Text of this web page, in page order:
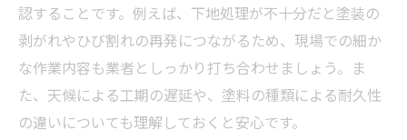
高圧洗浄から始まる外壁塗装の重要な手順
外壁塗装の高圧洗浄が果たす役割とは
下地調整から始まる外壁塗装の基本手順
高圧洗浄で仕上がりが変わる外壁塗装
認することです。例えば、下地処理が不十分だと塗装の
剥がれやひび割れの再発につながるため、現場での細か
な作業内容も業者としっかり打ち合わせましょう。ま
た、天候による工期の遅延や、塗料の種類による耐久性
の違いについても理解しておくと安心です。